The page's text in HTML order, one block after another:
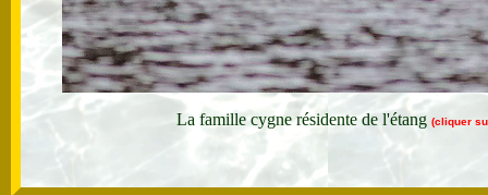
La famille cygne résidente de l'étang (cliquer